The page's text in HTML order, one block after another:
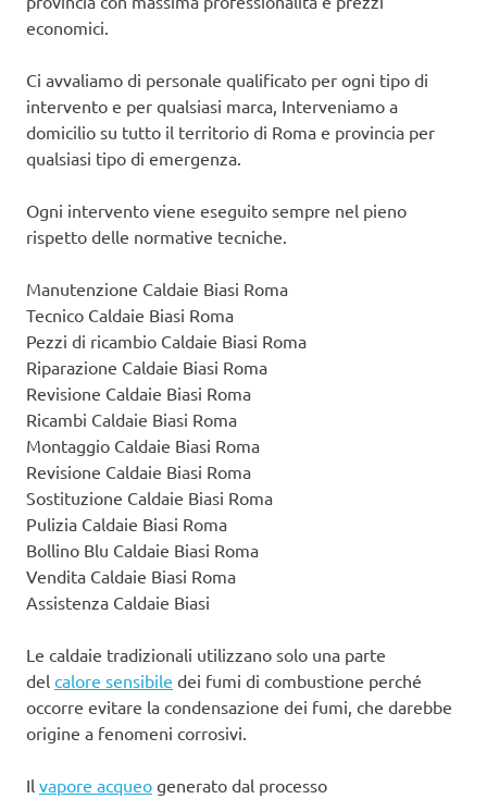
economici.
Ci avvaliamo di personale qualificato per ogni tipo di
intervento e per qualsiasi marca, Interveniamo a
domicilio su tutto il territorio di Roma e provincia per
qualsiasi tipo di emergenza.
Ogni intervento viene eseguito sempre nel pieno
rispetto delle normative tecniche.
Manutenzione Caldaie Biasi Roma
Tecnico Caldaie Biasi Roma
Pezzi di ricambio Caldaie Biasi Roma
Riparazione Caldaie Biasi Roma
Revisione Caldaie Biasi Roma
Ricambi Caldaie Biasi Roma
Montaggio Caldaie Biasi Roma
Revisione Caldaie Biasi Roma
Sostituzione Caldaie Biasi Roma
Pulizia Caldaie Biasi Roma
Bollino Blu Caldaie Biasi Roma
Vendita Caldaie Biasi Roma
Assistenza Caldaie Biasi
Le caldaie tradizionali utilizzano solo una parte
del calore sensibile dei fumi di combustione perché
occorre evitare la condensazione dei fumi, che darebbe
origine a fenomeni corrosivi.
Il vapore acqueo generato dal processo